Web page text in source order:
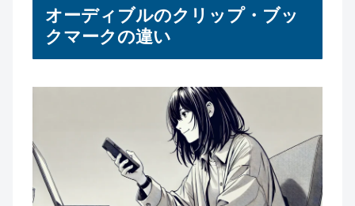
オーディブルのクリップ・ブッ
クマークの違い